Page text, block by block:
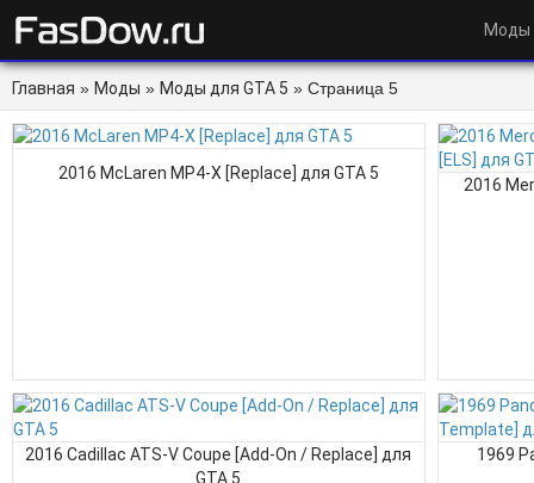
Моды
Главная » Моды » Моды для GTA 5 » Страница 5
2016 McLaren MP4-X [Replace] для GTA 5
2016
2016 Cadillac ATS-V Coupe [Add-On / Replace] для
GTA 5
1969